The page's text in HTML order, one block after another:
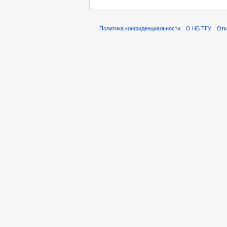
Политика конфиденциальности О НБ ТГУ